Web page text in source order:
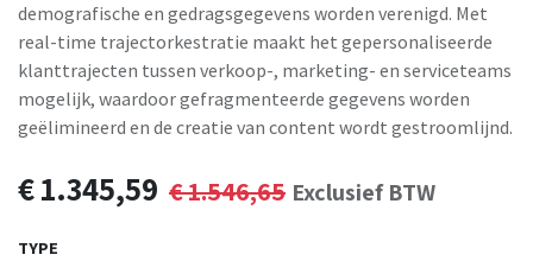
demografische en gedragsgegevens worden verenigd. Met
real-time trajectorkestratie maakt het gepersonaliseerde
klanttrajecten tussen verkoop-, marketing- en serviceteams
mogelijk, waardoor gefragmenteerde gegevens worden
geëlimineerd en de creatie van content wordt gestroomlijnd.
€1.345,59 €1.546,65 Exclusief BTW
TYPE